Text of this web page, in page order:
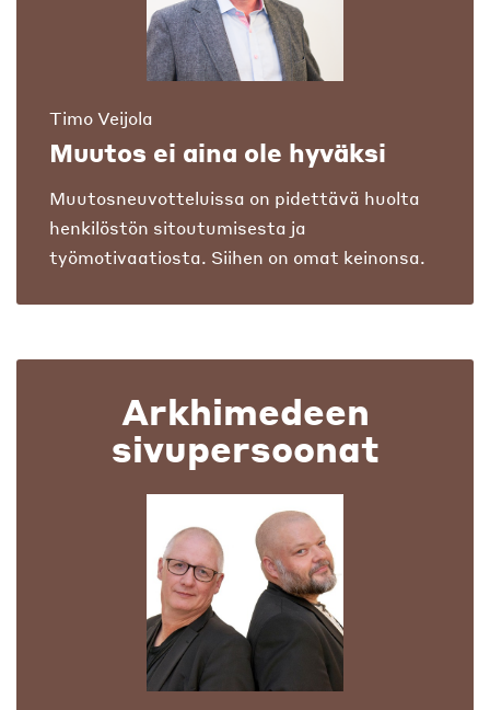
Timo Veijola
Muutos ei aina ole hyväksi
Muutosneuvotteluissa on pidettävä huolta
henkilöstön sitoutumisesta ja
työmotivaatiosta. Siihen on omat keinonsa.
Arkhimedeen
sivupersoonat